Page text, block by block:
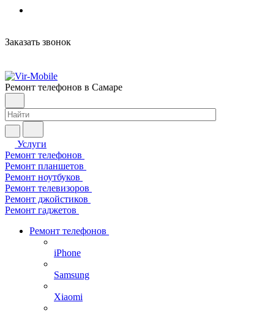
Заказать звонок
Ремонт телефонов в Самаре
Услуги
Ремонт телефонов
Ремонт планшетов
Ремонт ноутбуков
Ремонт телевизоров
Ремонт джойстиков
Ремонт гаджетов
Ремонт телефонов
iPhone
Samsung
Xiaomi